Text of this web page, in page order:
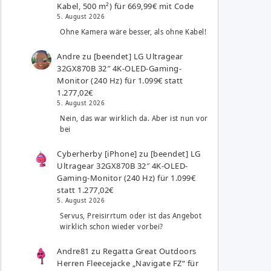
Kabel, 500 m²) für 669,99€ mit Code
5. August 2026
Ohne Kamera wäre besser, als ohne Kabel!
Andre zu [beendet] LG Ultragear
32GX870B 32″ 4K-OLED-Gaming-
Monitor (240 Hz) für 1.099€ statt
1.277,02€
5. August 2026
Nein, das war wirklich da. Aber ist nun vor
bei
Cyberherby [iPhone] zu [beendet] LG
Ultragear 32GX870B 32″ 4K-OLED-
Gaming-Monitor (240 Hz) für 1.099€
statt 1.277,02€
5. August 2026
Servus, Preisirrtum oder ist das Angebot
wirklich schon wieder vorbei?
Andre81 zu Regatta Great Outdoors
Herren Fleecejacke „Navigate FZ“ für